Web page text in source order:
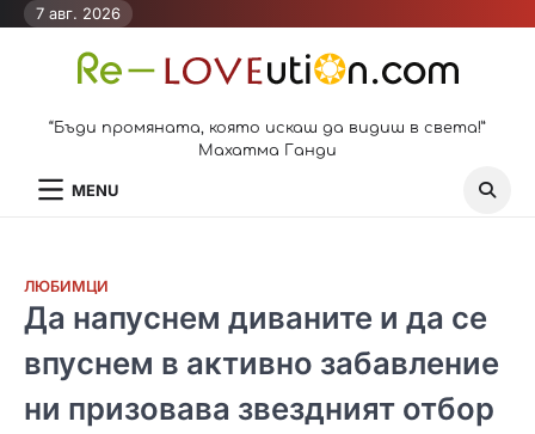
Skip7 авг. 2026
“Бъди промяната, която искаш да видиш в света!”
Махатма Ганди
MENU
ЛЮБИМЦИ
Да напуснем диваните и да се
впуснем в активно забавление
ни призовава звездният отбор